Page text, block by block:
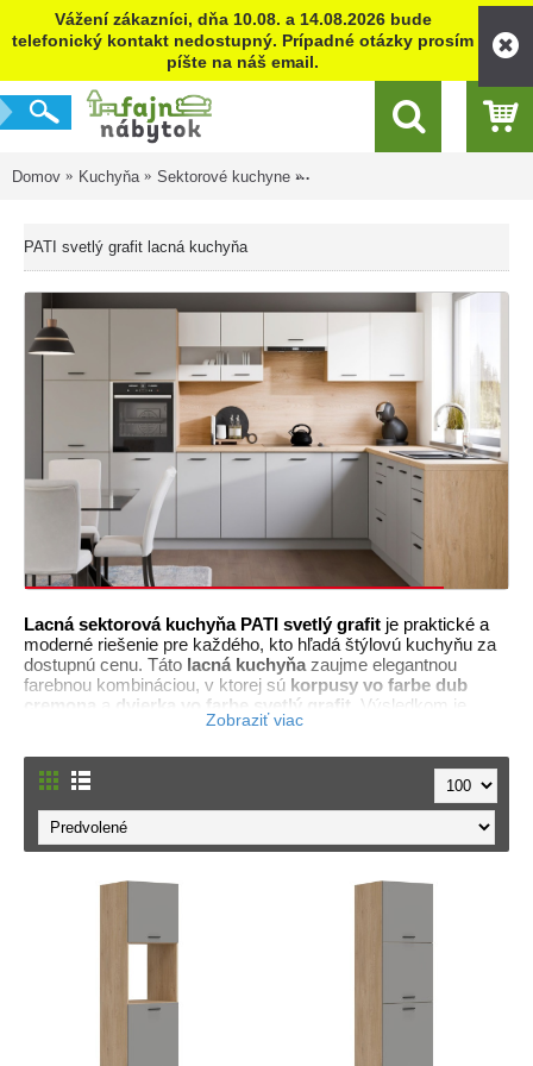
Vážení zákazníci, dňa 10.08. a 14.08.2026 bude
telefonický kontakt nedostupný. Prípadné otázky prosím
píšte na náš email.
Domov Kuchyňa Sektorové kuchyne PATI svetlý grafit lacná kuchyňa
PATI svetlý grafit lacná kuchyňa
Lacná sektorová kuchyňa PATI svetlý grafit je praktické a
moderné riešenie pre každého, kto hľadá štýlovú kuchyňu za
dostupnú cenu. Táto lacná kuchyňa zaujme elegantnou
farebnou kombináciou, v ktorej sú korpusy vo farbe dub
dvierka vo farbe svetlý grafit . Výsledkom je
vzhľad, ktorý pôsobí moderne, no zároveň útulne a príjemne.
charakter, zatiaľ čo svetlý grafit dodáva kuchyni decentný,
čistý a elegantný výraz vhodný do menších aj väčších
interiérov.
Kuchyňa PATI svetlý grafit je navrhnutá akosektorová
presne podľa veľkosti miestnosti, dispozičných možností a
zostavu, praktickúkuchyňu do paneláku
, ale aj rozsiahlejšie
roh miestnosti, získate viac pracovnej plochy a vytvoríte